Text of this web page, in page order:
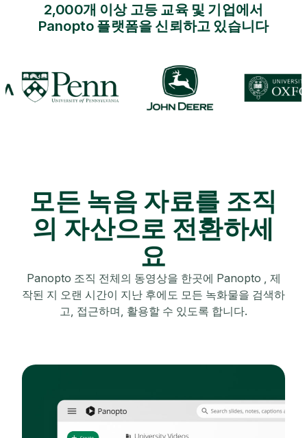
2,000개 이상 고등 교육 및 기업에서
Panopto 플랫폼을 신뢰하고 있습니다
모든 녹음 자료를 조직
의 자산으로 전환하세
요
Panopto 조직 전체의 동영상을 한곳에 Panopto , 제
작된 지 오랜 시간이 지난 후에도 모든 녹화물을 검색하
고, 접근하며, 활용할 수 있도록 합니다.